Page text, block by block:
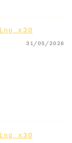
x30
31/05/2026
x30